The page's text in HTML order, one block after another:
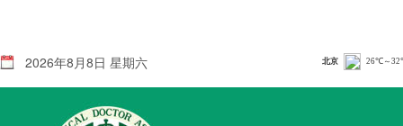
2026年8月8日 星期六